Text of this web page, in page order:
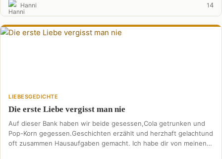
Hanni 14
LIEBESGEDICHTE
Die erste Liebe vergisst man nie
Auf dieser Bank haben wir beide gesessen,Cola getrunken und
Pop-Korn gegessen.Geschichten erzählt und herzhaft gelachtund
oft zusammen Hausaufgaben gemacht. Ich habe dir von meinen